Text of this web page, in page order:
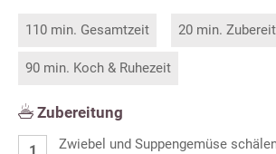
110 min. Gesamtzeit 20 min.
90 min. Koch & Ruhezeit
Zubereitung
Zwiebel und Suppengemüse